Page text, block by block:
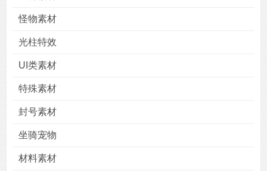
怪物素材
光柱特效
UI类素材
特殊素材
封号素材
坐骑宠物
材料素材